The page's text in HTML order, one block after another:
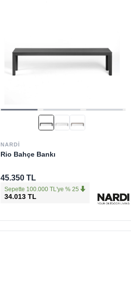
NARDI
Rio Bahçe Bankı
45.350 TL
Sepette 100.000 TL'ye % 25
34.013 TL